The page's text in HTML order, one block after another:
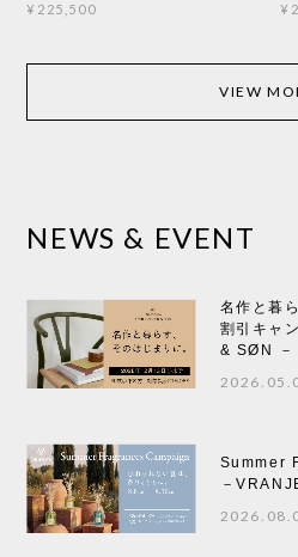
¥225,500
VIEW
NEWS & EVENT
名作と暮
割引キャ
& SØN －
Summer
－